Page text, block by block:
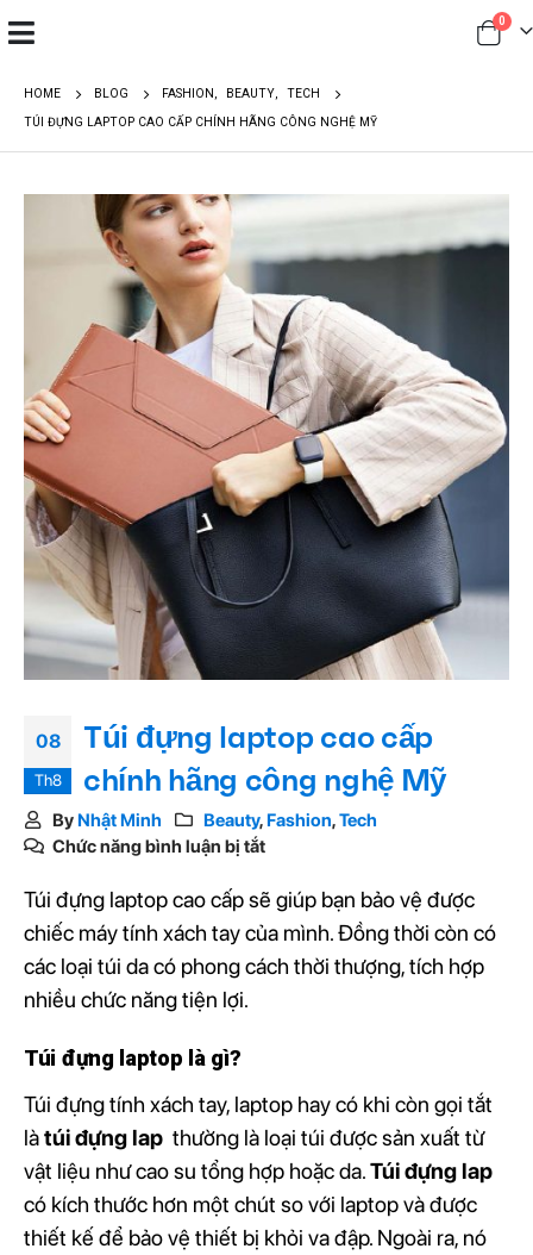
0
HOME BLOG FASHION, BEAUTY,
TECH
TÚI ĐỰNG LAPTOP CAO CẤP CHÍNH HÃNG CÔNG NGHỆ MỸ
08
Th8
Túi đựng laptop cao cấp
chính hãng công nghệ Mỹ
ByNhật Minh Beauty,Fashion,Tech
Chức năng bình luận bị tắt
Túi đựng laptop cao cấp sẽ giúp bạn bảo vệ được
chiếc máy tính xách tay của mình. Đồng thời còn có
các loại túi da có phong cách thời thượng, tích hợp
nhiều chức năng tiện lợi.
Túi đựng laptop là gì?
Túi đựng tính xách tay, laptop hay có khi còn gọi tắt
làtúi đựng lap thường là loại túi được sản xuất từ ​​
vật liệu như cao su tổng hợp hoặc da.Túi đựng lap
có kích thước hơn một chút so với laptop và được
thiết kế để bảo vệ thiết bị khỏi va đập. Ngoài ra, nó